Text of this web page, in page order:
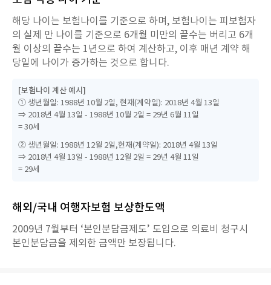
해당 나이는 보험나이를 기준으로 하며, 보험나이는 피보험자
의 실제 만 나이를 기준으로 6개월 미만의 끝수는 버리고 6개
월 이상의 끝수는 1년으로 하여 계산하고, 이후 매년 계약 해
당일에 나이가 증가하는 것으로 합니다.​
[보험나이 계산 예시]
① 생년월일: 1988년 10월 2일, 현재(계약일): 2018년 4월 13일
⇒ 2018년 4월 13일 - 1988년 10월 2일 = 29년 6월 11일
= 30세
② 생년월일: 1988년 12월 2일,현재(계약일): 2018년 4월 13일
⇒ 2018년 4월 13일 - 1988년 12월 2일 = 29년 4월 11일
= 29세
해외/국내 여행자보험 보상한도액
2009년 7월부터 ‘본인분담금제도’ 도입으로 의료비 청구시
본인분담금을 제외한 금액만 보장됩니다.